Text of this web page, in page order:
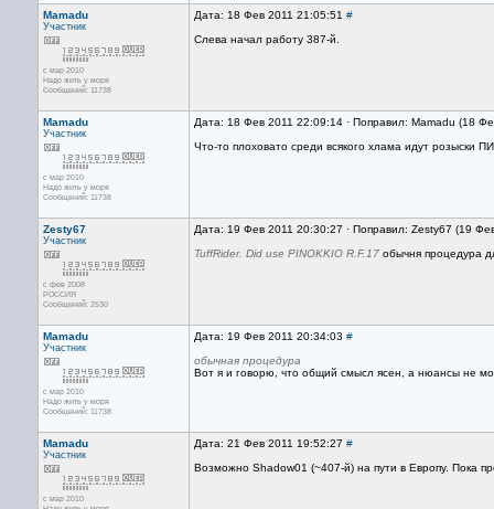
Mamadu
Участник
с мар 2010
Надо жить у моря
Сообщений: 11738
Дата: 18 Фев 2011 21:05:51 #
Слева начал работу 387-й.
Mamadu
Участник
с мар 2010
Надо жить у моря
Сообщений: 11738
Дата: 18 Фев 2011 22:09:14 · Поправил: Mamadu (18
Что-то плоховато среди всякого хлама идут
Zesty67
Участник
с фев 2008
РОССИЯ
Сообщений: 2530
Дата: 19 Фев 2011 20:30:27 · Поправил: Zesty67 (19
TuffRider. Did use PINOKKIO R.F.17 обычня процедура
Mamadu
Участник
с мар 2010
Надо жить у моря
Сообщений: 11738
Дата: 19 Фев 2011 20:34:03 #
обычная процедура
Вот я и говорю, что общий смысл ясен, а нюансы не
Mamadu
Участник
с мар 2010
Дата: 21 Фев 2011 19:52:27 #
Возможно Shadow01 (~407-й) на пути в Европу. Пока